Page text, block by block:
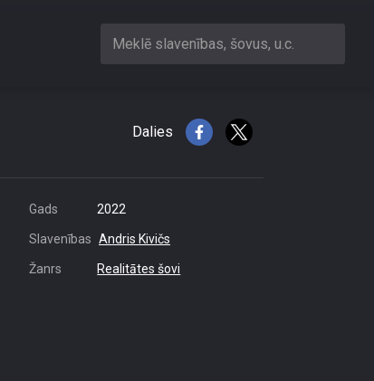
Meklē slavenības, šovus, u.c.
Dalies
Gads 2022
Slavenības Andris Kivičs
Žanrs Realitātes šovi